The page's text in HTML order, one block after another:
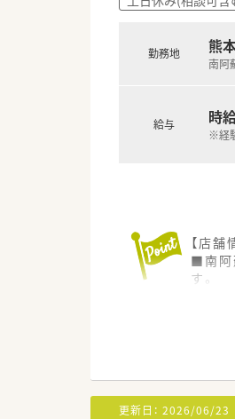
■時給
■ラ
■産
勤務地 熊
南阿
給与 時
※経
【店
■南阿
す。
■現
■さ
■患者
■調剤
更新日： 2026/06/23